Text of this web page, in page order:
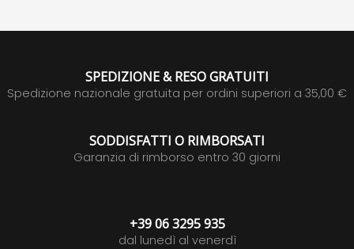
SPEDIZIONE & RESO GRATUITI
Spedizione nazionale gratuita per ordini superiori a 35,00 €
SODDISFATTI O RIMBORSATI
Garanzia di rimborso entro 30 giorni
+39 06 3295 935
dal lunedì al venerdì